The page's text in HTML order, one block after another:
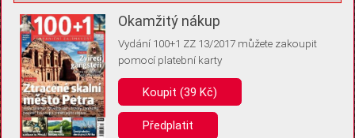
Žádost o souhlas s ukládáním volitelných informací
Pro základní fungování webu nepotřebujeme ukládat žádné informace
(tzv. cookies apod.). Rádi bychom vás ale požádali o souhlas s
uložením volitelných informací:
Okamžitý nákup
Vydání 100+1 ZZ 13/2017 můžete zakoupit
pomocí platební karty
Koupit (39 Kč)
Předplatit